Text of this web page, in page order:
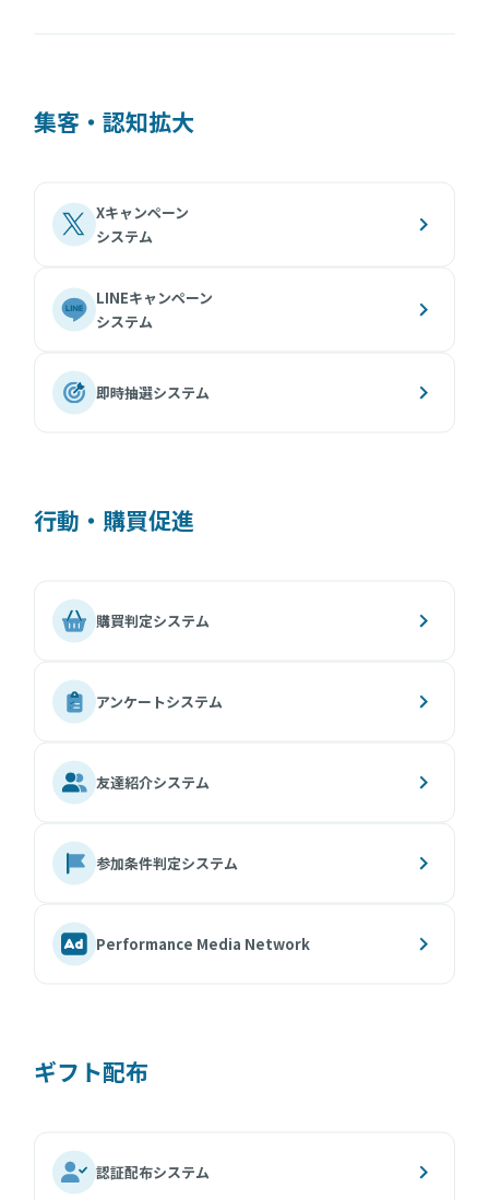
集客・認知拡大
Xキャンペーン
システム
LINEキャンペーン
システム
即時抽選システム
行動・購買促進
購買判定システム
アンケートシステム
友達紹介システム
参加条件判定システム
Performance Media Network
ギフト配布
認証配布システム